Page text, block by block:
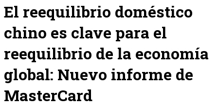
El reequilibrio doméstico
chino es clave para el
reequilibrio de la economía
global: Nuevo informe de
MasterCard